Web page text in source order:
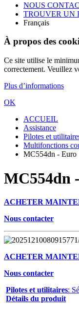
NOUS
TROUVER UN
Français
À propos des
Ce site utilise le
correctement. Veuillez
Plus d’informations
OK
ACCUEIL
Assistance
Pilotes et
Multifonctions
MC554dn - Euro
MC554dn
ACHETER
Nous contacter
ACHETER
Nous contacter
Pilotes et utilitaires:
Détails du produit